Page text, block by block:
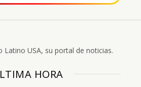
Latino USA, su portal de noticias.
HORA